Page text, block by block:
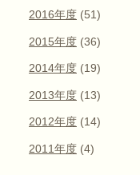
2016年度 (51)
2015年度 (36)
2014年度 (19)
2013年度 (13)
2012年度 (14)
2011年度 (4)